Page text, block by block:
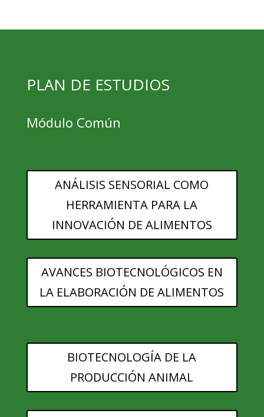
PLAN DE ESTUDIOS
Módulo Común
ANÁLISIS SENSORIAL COMO
HERRAMIENTA PARA LA
INNOVACIÓN DE ALIMENTOS
AVANCES BIOTECNOLÓGICOS EN
LA ELABORACIÓN DE ALIMENTOS
BIOTECNOLOGÍA DE LA
PRODUCCIÓN ANIMAL